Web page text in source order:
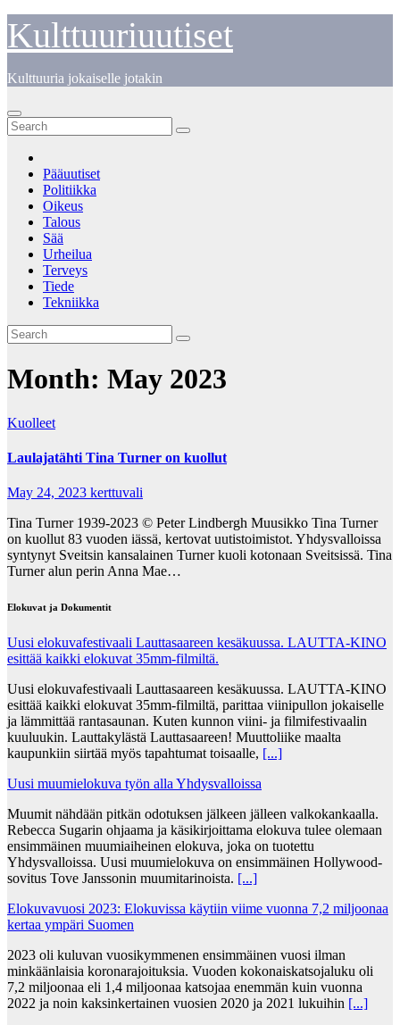
Skip
to
content
Kulttuuriuutiset
Kulttuuria jokaiselle jotakin
Pääuutiset
Politiikka
Oikeus
Talous
Sää
Urheilua
Terveys
Tiede
Tekniikka
Month: May 2023
Kuolleet
Laulajatähti Tina Turner on kuollut
May 24, 2023 kerttuvali
Tina Turner 1939-2023 © Peter Lindbergh Muusikko Tina Turner
on kuollut 83 vuoden iässä, kertovat uutistoimistot. Yhdysvalloissa
syntynyt Sveitsin kansalainen Turner kuoli kotonaan Sveitsissä. Tina
Turner alun perin Anna Mae…
Elokuvat ja Dokumentit
Uusi elokuvafestivaali Lauttasaareen kesäkuussa. LAUTTA-KINO
esittää kaikki elokuvat 35mm-filmiltä.
Uusi elokuvafestivaali Lauttasaareen kesäkuussa. LAUTTA-KINO
esittää kaikki elokuvat 35mm-filmiltä, parittaa viinipullon jokaiselle
ja lämmittää rantasaunan. Kuten kunnon viini- ja filmifestivaalin
kuuluukin. Lauttakylästä Lauttasaareen! Muuttoliike maalta
kaupunkiin siirtää myös tapahtumat toisaalle, [...]
Uusi muumielokuva työn alla Yhdysvalloissa
Muumit nähdään pitkän odotuksen jälkeen jälleen valkokankaalla.
Rebecca Sugarin ohjaama ja käsikirjoittama elokuva tulee olemaan
ensimmäinen muumiaiheinen elokuva, joka on tuotettu
Yhdysvalloissa. Uusi muumielokuva on ensimmäinen Hollywood-
sovitus Tove Janssonin muumitarinoista. [...]
Elokuvavuosi 2023: Elokuvissa käytiin viime vuonna 7,2 miljoonaa
kertaa ympäri Suomen
2023 oli kuluvan vuosikymmenen ensimmäinen vuosi ilman
minkäänlaisia koronarajoituksia. Vuoden kokonaiskatsojaluku oli
7,2 miljoonaa eli 1,4 miljoonaa katsojaa enemmän kuin vuonna
2022 ja noin kaksinkertainen vuosien 2020 ja 2021 lukuihin [...]